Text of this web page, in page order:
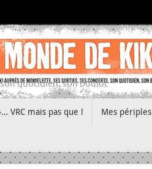
quotidien, son boulot
VRC mais pas que ! Mes périples